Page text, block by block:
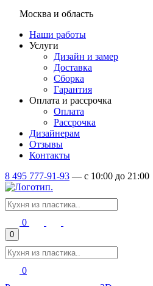
Москва и область
Наши работы
Услуги
Дизайн и замер
Доставка
Сборка
Гарантия
Оплата и рассрочка
Оплата
Рассрочка
Дизайнерам
Отзывы
Контакты
8 495 777-91-93 — c 10:00 до 21:00
0
0
0